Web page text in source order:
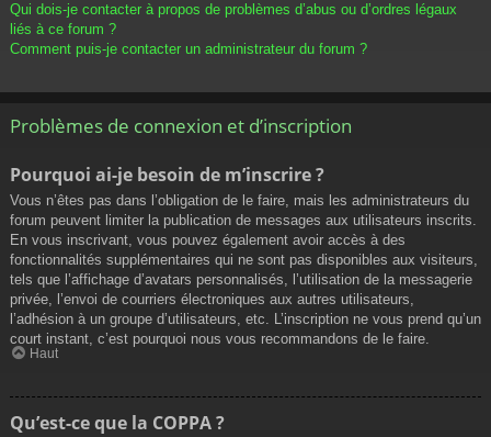
Qui dois-je contacter à propos de problèmes d’abus ou d’ordres légaux
liés à ce forum ?
Comment puis-je contacter un administrateur du forum ?
Problèmes de connexion et d’inscription
Pourquoi ai-je besoin de m’inscrire ?
Vous n’êtes pas dans l’obligation de le faire, mais les administrateurs du
forum peuvent limiter la publication de messages aux utilisateurs inscrits.
En vous inscrivant, vous pouvez également avoir accès à des
fonctionnalités supplémentaires qui ne sont pas disponibles aux visiteurs,
tels que l’affichage d’avatars personnalisés, l’utilisation de la messagerie
privée, l’envoi de courriers électroniques aux autres utilisateurs,
l’adhésion à un groupe d’utilisateurs, etc. L’inscription ne vous prend qu’un
court instant, c’est pourquoi nous vous recommandons de le faire.
Haut
Qu’est-ce que la COPPA ?